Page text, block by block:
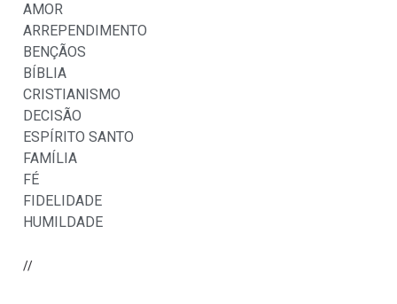
AMOR
ARREPENDIMENTO
BENÇÃOS
BÍBLIA
CRISTIANISMO
DECISÃO
ESPÍRITO SANTO
FAMÍLIA
FÉ
FIDELIDADE
HUMILDADE
//